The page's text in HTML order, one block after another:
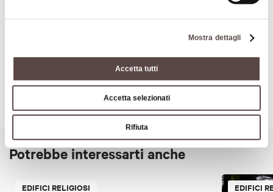
Mostra dettagli
Accetta tutti
Accetta selezionati
Rifiuta
Arte e Cultura
Potrebbe interessarti anche
EDIFICI RELIGIOSI EDIFICI